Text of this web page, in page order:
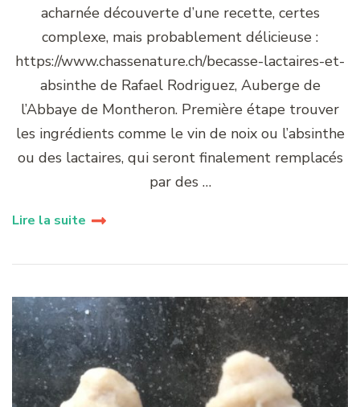
acharnée découverte d’une recette, certes
complexe, mais probablement délicieuse :
https://www.chassenature.ch/becasse-lactaires-et-
absinthe de Rafael Rodriguez, Auberge de
l’Abbaye de Montheron. Première étape trouver
les ingrédients comme le vin de noix ou l’absinthe
ou des lactaires, qui seront finalement remplacés
par des …
Lire la suite